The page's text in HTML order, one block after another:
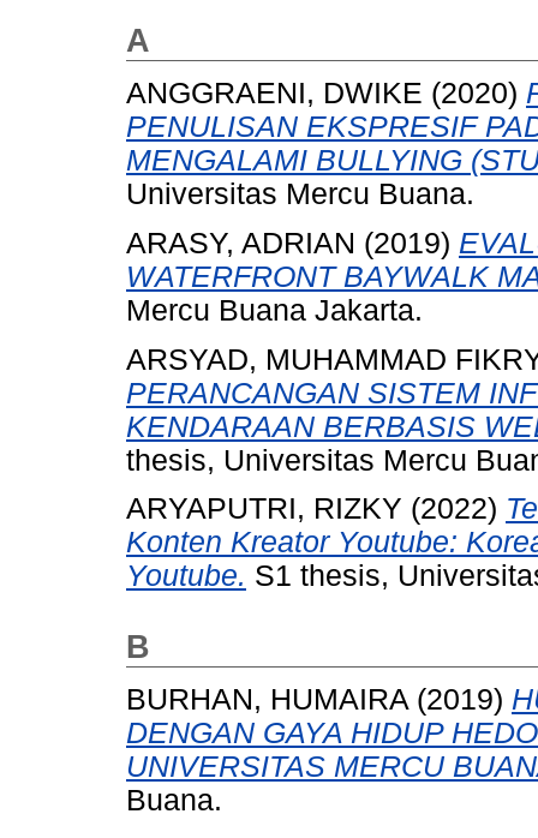
A
ANGGRAENI, DWIKE (2020)
PENULISAN EKSPRESIF
MENGALAMI BULLYING
Universitas Mercu Buana.
ARASY, ADRIAN (2019)
WATERFRONT BAYWALK
Mercu Buana Jakarta.
ARSYAD, MUHAMMAD
PERANCANGAN SISTEM
KENDARAAN BERBASIS
thesis, Universitas Mercu
ARYAPUTRI, RIZKY (2022)
Konten Kreator Youtube:
Youtube. S1 thesis,
B
BURHAN, HUMAIRA (2019)
DENGAN GAYA HIDUP
UNIVERSITAS MERCU
Buana.